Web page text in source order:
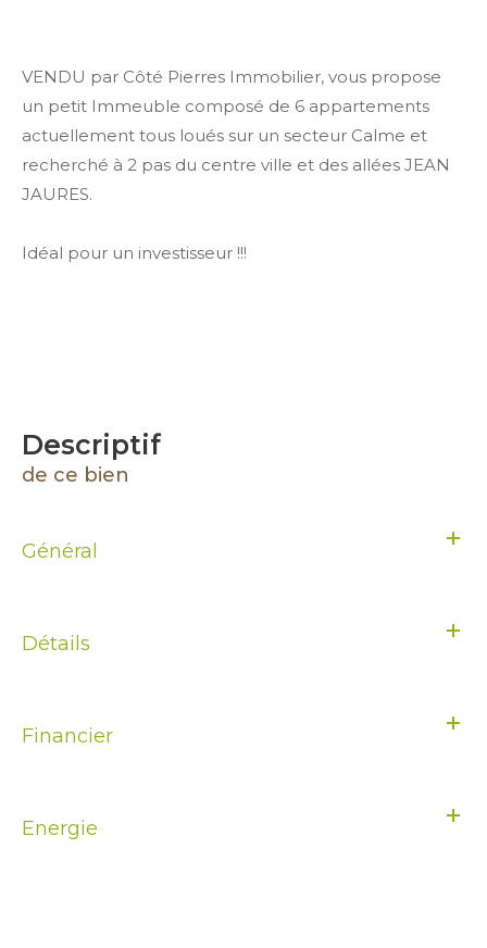
VENDU par Côté Pierres Immobilier, vous propose
un petit Immeuble composé de 6 appartements
actuellement tous loués sur un secteur Calme et
recherché à 2 pas du centre ville et des allées JEAN
JAURES.
Idéal pour un investisseur !!!
descriptif
de ce bien
Général
Détails
Financier
Energie